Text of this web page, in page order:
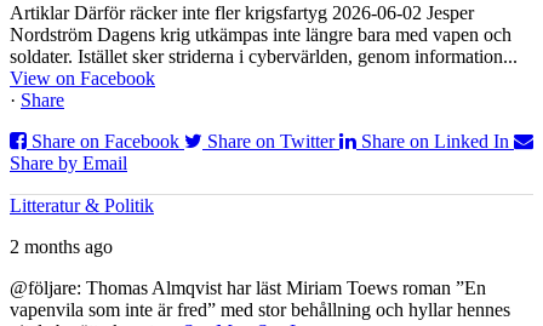
Artiklar Därför räcker inte fler krigsfartyg 2026-06-02 Jesper
Nordström Dagens krig utkämpas inte längre bara med vapen och
soldater. Istället sker striderna i cybervärlden, genom information...
View on Facebook
· Share
Share on Facebook
Share on Twitter
Share on Linked In
Share by Email
Litteratur & Politik
2 months ago
@följare: Thomas Almqvist har läst Miriam Toews roman ”En
vapenvila som inte är fred” med stor behållning och hyllar hennes